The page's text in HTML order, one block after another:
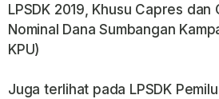
LPSDK 2019, Khusu Capres
Nominal Dana Sumbangan
KPU)
Juga terlihat pada LPSDK